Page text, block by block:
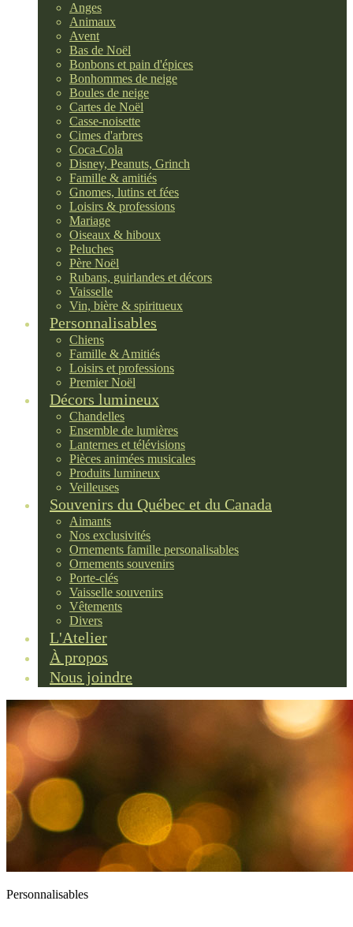
Anges
Animaux
Avent
Bas de Noël
Bonbons et pain d'épices
Bonhommes de neige
Boules de neige
Cartes de Noël
Casse-noisette
Cimes d'arbres
Coca-Cola
Disney, Peanuts, Grinch
Famille & amitiés
Gnomes, lutins et fées
Loisirs & professions
Mariage
Oiseaux & hiboux
Peluches
Père Noël
Rubans, guirlandes et décors
Vaisselle
Vin, bière & spiritueux
Personnalisables
Chiens
Famille & Amitiés
Loisirs et professions
Premier Noël
Décors lumineux
Chandelles
Ensemble de lumières
Lanternes et télévisions
Pièces animées musicales
Produits lumineux
Veilleuses
Souvenirs du Québec et du Canada
Aimants
Nos exclusivités
Ornements famille personalisables
Ornements souvenirs
Porte-clés
Vaisselle souvenirs
Vêtements
Divers
L'Atelier
À propos
Nous joindre
Personnalisables